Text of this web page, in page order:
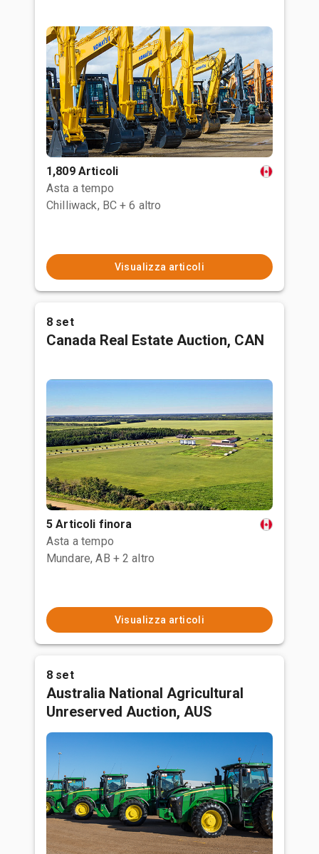
1,809 Articoli
Asta a tempo
Chilliwack, BC + 6 altro
Visualizza articoli
8 set
Canada Real Estate Auction, CAN
5 Articoli finora
Asta a tempo
Mundare, AB + 2 altro
Visualizza articoli
8 set
Australia National Agricultural
Unreserved Auction, AUS